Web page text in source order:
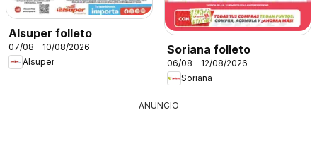
Alsuper folleto
07/08 - 10/08/2026
Alsuper
Soriana folleto
06/08 - 12/08/2026
Soriana
ANUNCIO